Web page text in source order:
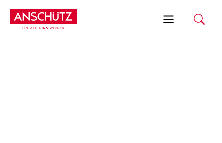
Inhalt
springen